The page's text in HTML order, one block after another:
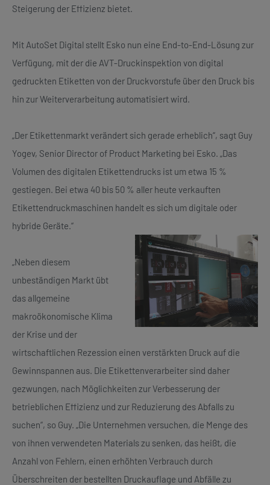
Steigerung der Effizienz bietet.
Mit AutoSet Digital stellt Esko nun eine End-to-End-Lösung zur
Verfügung, mit der die AVT-Druckinspektion von digital
gedruckten Etiketten von der Druckvorstufe über den Druck bis
hin zur Weiterverarbeitung automatisiert wird.
„Der Etikettenmarkt verändert sich gerade erheblich“, sagt Guy
Yogev, Senior Director of Product Marketing bei Esko. „Das
Volumen des digitalen Etikettendrucks ist um etwa 15 %
gestiegen. Bei etwa 40 bis 50 % aller heute verkauften
Etikettendruckmaschinen handelt es sich um digitale oder
hybride Geräte.“
„Neben diesem
unbeständigen Markt übt
das allgemeine
makroökonomische Klima
der Krise und der
wirtschaftlichen Rezession einen verstärkten Druck auf die
Gewinnspannen aus. Die Etikettenverarbeiter sind daher
gezwungen, nach Möglichkeiten zur Verbesserung der
betrieblichen Effizienz und zur Reduzierung des Abfalls zu
suchen“, so Guy. „Die Unternehmen versuchen, die Menge des
von ihnen verwendeten Materials zu senken, das heißt, die
Anzahl von Fehlern, einen erhöhten Verbrauch durch
Überschreiten der bestellten Druckauflage und Abfälle zu